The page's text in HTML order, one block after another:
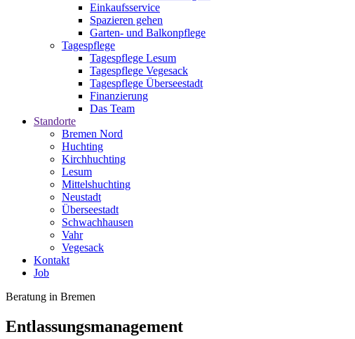
Einkaufsservice
Spazieren gehen
Garten- und Balkonpflege
Tagespflege
Tagespflege Lesum
Tagespflege Vegesack
Tagespflege Überseestadt
Finanzierung
Das Team
Standorte
Bremen Nord
Huchting
Kirchhuchting
Lesum
Mittelshuchting
Neustadt
Überseestadt
Schwachhausen
Vahr
Vegesack
Kontakt
Job
Beratung in Bremen
Entlassungsmanagement